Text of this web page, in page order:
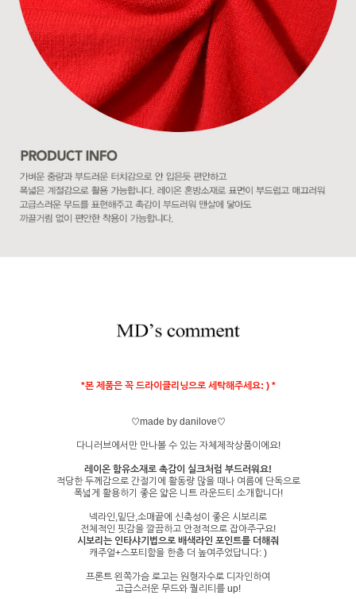
*본 제품은 꼭 드라이클리닝으로 세탁해주세요: ) *
♡made by danilove♡
다니러브에서만 만나볼 수 있는 자체제작상품이에요!
레이온 함유소재로 촉감이 실크처럼 부드러워요!
적당한 두께감으로 간절기에 활동량 많을 때나 여름에 단독으로
폭넓게 활용하기 좋은 얇은 니트 라운드티 소개합니다!
넥라인,밑단,소매끝에 신축성이 좋은 시보리로
전체적인 핏감을 깔끔하고 안정적으로 잡아주구요!
시보리는 인타샤기법으로 배색라인 포인트를 더해줘
캐주얼+스포티함을 한층 더 높여주었답니다: )
프론트 왼쪽가슴 로고는 원형자수로 디자인하여
고급스러운 무드와 퀄리티를 up!